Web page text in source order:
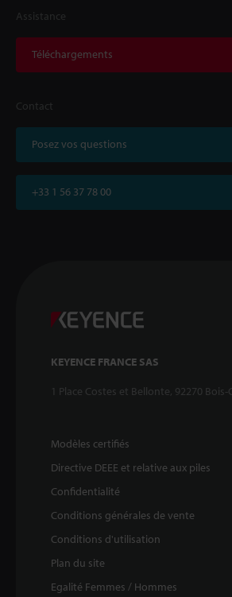
Assistance
Téléchargements
Contact
Posez vos questions
+33 1 56 37 78 00
KEYENCE FRANCE SAS
1 Place Costes et Bellonte, 92270
Modèles certifiés
Directive DEEE et relative aux piles
Confidentialité
Conditions générales de vente
Conditions d'utilisation
Plan du site
Egalité Femmes / Hommes